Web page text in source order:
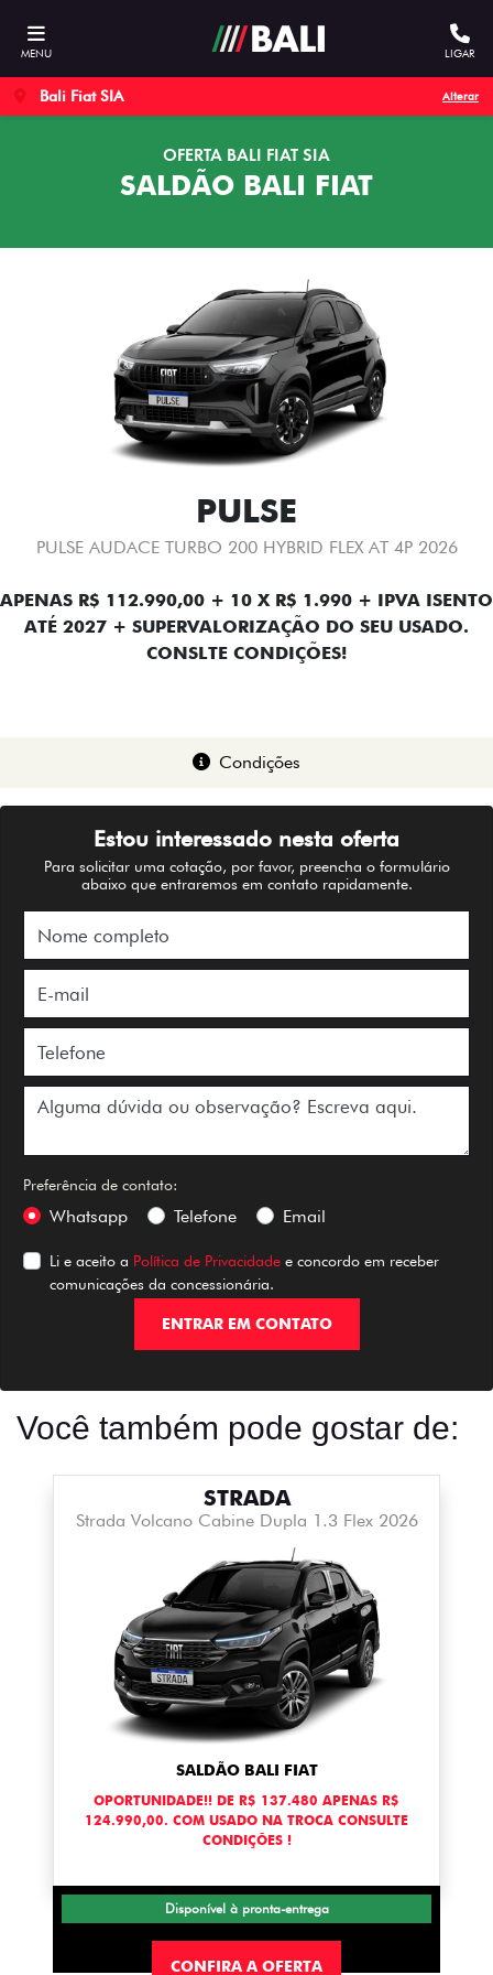
MENU LIGAR
Bali Fiat SIA Alterar
OFERTA BALI FIAT SIA
SALDÃO BALI FIAT
PULSE
PULSE AUDACE TURBO 200 HYBRID FLEX AT 4P 2026
APENAS R$ 112.990,00 + 10 X R$ 1.990 + IPVA ISENTO
ATÉ 2027 + SUPERVALORIZAÇÃO DO SEU USADO.
CONSLTE CONDIÇÕES!
Condições
Estou interessado nesta oferta
Para solicitar uma cotação, por favor, preencha o formulário
abaixo que entraremos em contato rapidamente.
Preferência de contato:
Whatsapp Telefone Email
Li e aceito a Política de Privacidade e concordo em receber
comunicações da concessionária.
ENTRAR EM CONTATO
Você também pode gostar de:
STRADA
Strada Volcano Cabine Dupla 1.3 Flex 2026
SALDÃO BALI FIAT
OPORTUNIDADE!! DE R$ 137.480 APENAS R$
124.990,00. COM USADO NA TROCA CONSULTE
CONDIÇÕES !
Disponível à pronta-entrega
CONFIRA A OFERTA